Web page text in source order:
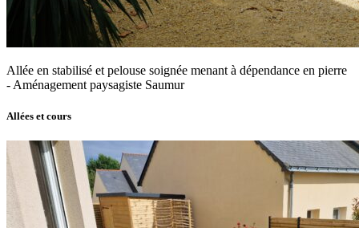
Allée en stabilisé et pelouse soignée menant à dépendance en pierre
- Aménagement paysagiste Saumur
Allées et cours